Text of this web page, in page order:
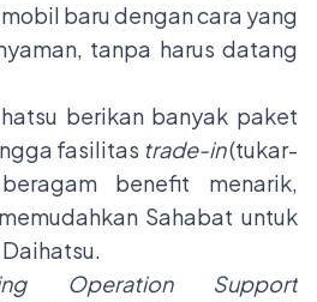
baru dengan cara yang
tanpa harus datang
berikan banyak paket
fasilitas trade-in(tukar-
benefit menarik,
Sahabat untuk
Operation Support